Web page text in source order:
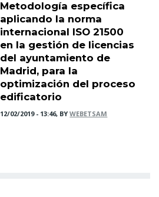
Metodología específica
aplicando la norma
internacional ISO 21500
en la gestión de licencias
del ayuntamiento de
Madrid, para la
optimización del proceso
edificatorio
12/02/2019 - 13:46, BYWEBETSAM